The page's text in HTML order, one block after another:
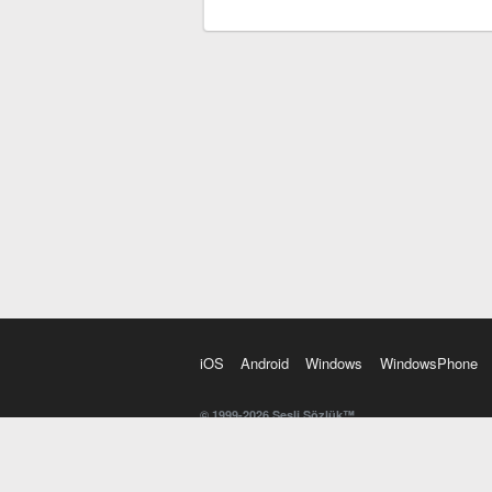
iOS Android Windows WindowsPhone
© 1999-2026 Sesli Sözlük™